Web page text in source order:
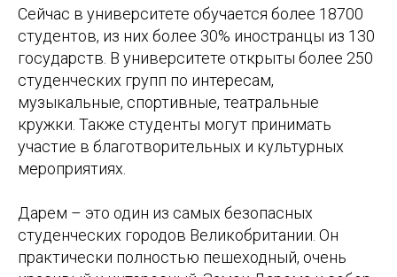
Сейчас в университете обучается более 18700
студентов, из них более 30% иностранцы из 130
государств. В университете открыты более 250
студенческих групп по интересам,
музыкальные, спортивные, театральные
кружки. Также студенты могут принимать
участие в благотворительных и культурных
мероприятиях.
Дарем – это один из самых безопасных
студенческих городов Великобритании. Он
практически полностью пешеходный, очень